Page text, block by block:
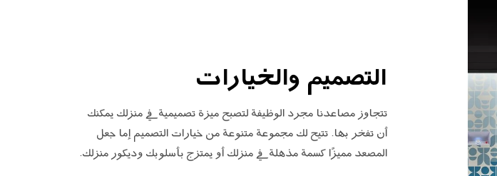
التصميم والخيارات
تتجاوز مصاعدنا مجرد الوظيفة لتصبح ميزة تصميمية في منزلك يمكنك
أن تفخر بها. تتيح لك مجموعة متنوعة من خيارات التصميم إما جعل
المصعد مميزًا كسمة مذهلة في منزلك أو يمتزج بأسلوبك وديكور منزلك.